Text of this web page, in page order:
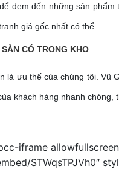
đem đến những sản
giá gốc nhất có thể
CÓ TRONG KHO
là ưu thế của chúng tôi. Vũ
khách hàng nhanh chóng,
iframe
STWqsTPJVh0″